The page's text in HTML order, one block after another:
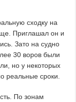
сходку на
Приглашал он и
Зато на судно
30 воров были
но у некоторых
реальные сроки.
По зонам